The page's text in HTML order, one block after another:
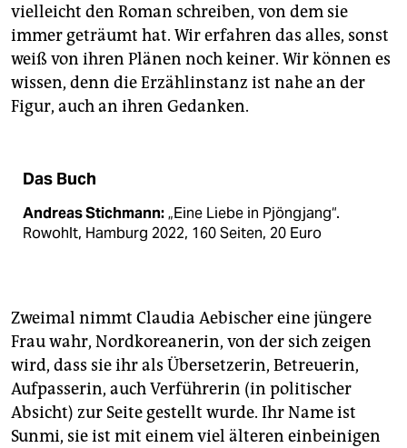
vielleicht den Roman schreiben, von dem sie
immer geträumt hat. Wir erfahren das alles, sonst
weiß von ihren Plänen noch keiner. Wir können es
wissen, denn die Erzählinstanz ist nahe an der
Figur, auch an ihren Gedanken.
Das Buch
Andreas Stichmann:„Eine Liebe in Pjöngjang“.
Rowohlt, Hamburg 2022, 160 Seiten, 20 Euro
Zweimal nimmt Claudia Aebischer eine jüngere
Frau wahr, Nordkoreanerin, von der sich zeigen
wird, dass sie ihr als Übersetzerin, Betreuerin,
Aufpasserin, auch Verführerin (in politischer
Absicht) zur Seite gestellt wurde. Ihr Name ist
Sunmi, sie ist mit einem viel älteren einbeinigen